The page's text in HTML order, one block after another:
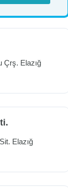
Çrş. Elazığ
Elazığ